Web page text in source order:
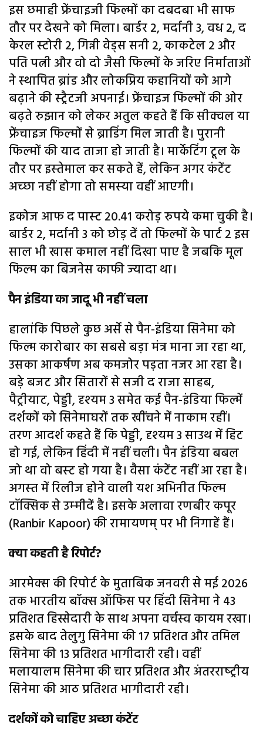
इस छमाही फ्रेंचाइजी फिल्मों का दबदबा भी साफ
तौर पर देखने को मिला। बार्डर 2, मर्दानी 3, वध 2, द
केरल स्टोरी 2, गिन्नी वेड्स सनी 2, काकटेल 2 और
पति पत्नी और वो दो जैसी फिल्मों के जरिए निर्माताओं
ने स्थापित ब्रांड और लोकप्रिय कहानियों को आगे
बढ़ाने की स्ट्रैटजी अपनाई। फ्रेंचाइज फिल्‍मों की ओर
बढ़ते रुझान को लेकर अतुल कहते हैं कि सीक्‍वल या
फ्रेंचाइज फिल्‍मों से ब्राडिंग मिल जाती है। पुरानी
फिल्‍मों की याद ताजा हो जाती है। मार्केटिंग टूल के
तौर पर इस्‍तेमाल कर सकते हें, लेकिन अगर कंटेंट
अच्‍छा नहीं होगा तो समस्‍या वहीं आएगी।
इकोज आफ द पास्‍ट 20.41 करोड़ रुपये कमा चुकी है।
बार्डर 2, मर्दानी 3 को छोड़ दें तो फिल्‍मों के पार्ट 2 इस
साल भी खास कमाल नहीं दिखा पाए है जबकि मूल
फिल्‍म का बिजनेस काफी ज्‍यादा था।
पैन इंडिया का जादू भी नहीं चला
हालांकि पिछले कुछ अर्से से पैन-इंडिया सिनेमा को
फिल्म कारोबार का सबसे बड़ा मंत्र माना जा रहा था,
उसका आकर्षण अब कमजोर पड़ता नजर आ रहा है।
बड़े बजट और सितारों से सजी द राजा साहब,
पैट्रीयाट, पेड्डी, दृश्‍यम 3 समेत कई पैन-इंडिया फिल्में
दर्शकों को सिनेमाघरों तक खींचने में नाकाम रहीं।
तरण आदर्श कहते हैं कि पेड्डी, दृश्‍यम 3 साउथ में हिट
हो गई, लेकिन हिंदी में नहीं चली। पैन इंडिया बबल
जो था वो बस्‍ट हो गया है। वैसा कंटेंट नहीं आ रहा है।
अगस्‍त में रिलीज होने वाली यश अभिनीत फिल्‍म
टॉक्सिक से उम्‍मीदें है। इसके अलावा रणबीर कपूर
(Ranbir Kapoor) की रामायणम् पर भी निगाहें हैं।
क्‍या कहती है रिपोर्ट?
आरमेक्‍स की रिपोर्ट के मुताबिक जनवरी से मई 2026
तक भारतीय बॉक्स ऑफिस पर हिंदी सिनेमा ने 43
प्रतिशत हिस्सेदारी के साथ अपना वर्चस्‍व कायम रखा।
इसके बाद तेलुगु सिनेमा की 17 प्रतिशत और तमिल
सिनेमा की 13 प्रतिशत भागीदारी रही। वहीं
मलायालम सिनेमा की चार प्रतिशत और अंतरराष्‍ट्रीय
सिनेमा की आठ प्रतिशत भागीदारी रही।
दर्शकों को चाहिए अच्छा कंटेंट